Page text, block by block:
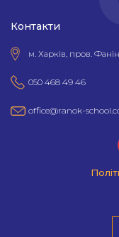
Контакти
м. Харків, пров.
050 468 49 46
office@ranok-